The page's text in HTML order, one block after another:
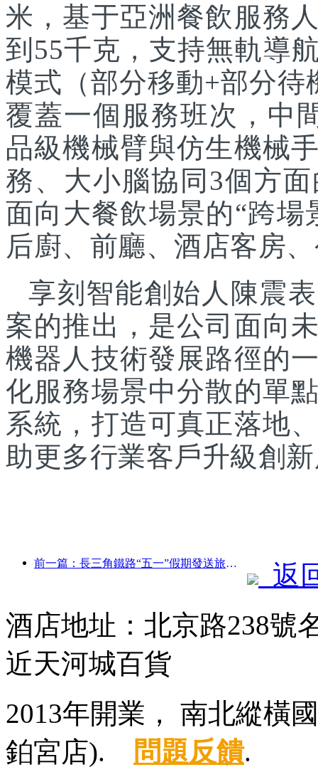
米，基于亞洲餐飲服務
到55千克，支持無軌導
模式（部分移動+部分待
覆蓋一個服務班次，中
品級機械臂與仿生機械
務、大小腦協同3個方
面向大餐飲場景的“跨
后廚、前廳、酒店客房
享刻智能創始人陳震
案的推出，是公司面向
機器人技術發展路徑的
化服務場景中分散的單
系統，打造可真正落地
助更多行業客戶升級創
前一篇：長三角鐵路“五一”假期發送旅客超2138萬人次
返
酒店地址：北京路238號
近天河城百貨
2013年開業， 南北縱橫
鉑宮店).
問題反饋.